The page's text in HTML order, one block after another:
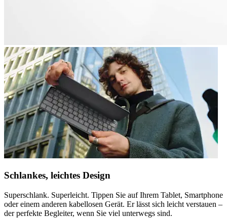
Schlankes, leichtes Design
Superschlank. Superleicht. Tippen Sie auf Ihrem Tablet, Smartphone
oder einem anderen kabellosen Gerät. Er lässt sich leicht verstauen –
der perfekte Begleiter, wenn Sie viel unterwegs sind.